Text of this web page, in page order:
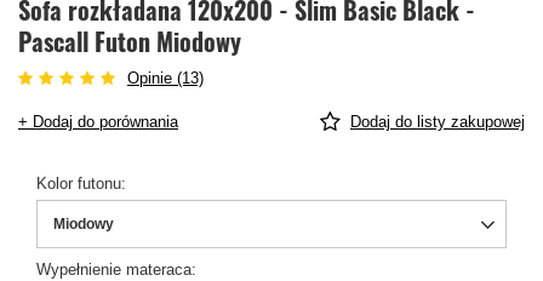
Sofa rozkładana 120x200 - Slim Basic Black -
Pascall Futon Miodowy
Opinie (13)
+ Dodaj do porównania Dodaj do listy zakupowej
Kolor futonu
Miodowy
Wypełnienie materaca